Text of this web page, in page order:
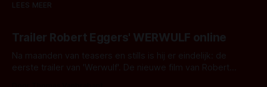
LEES MEER
Trailer Robert Eggers' WERWULF online
Na maanden van teasers en stills is hij er eindelijk: de
eerste trailer van 'Werwulf'. De nieuwe film van Robert